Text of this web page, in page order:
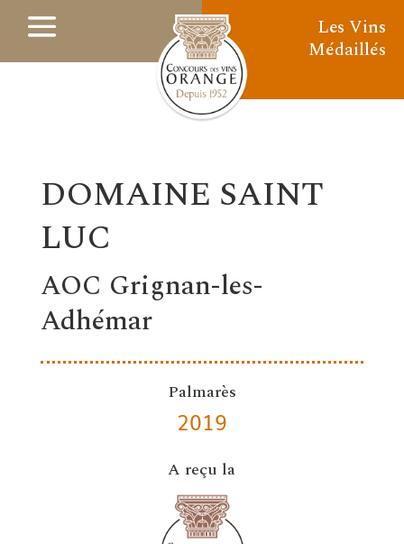
Les Vins
Médaillés
DOMAINE SAINT
LUC
AOC Grignan-les-
Adhémar
Palmarès
2019
A reçu la